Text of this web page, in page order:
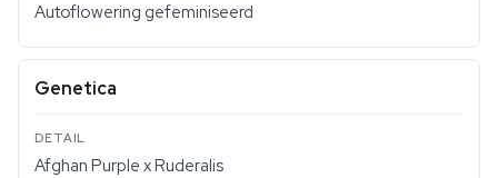
Autoflowering gefeminiseerd
Genetica
Afghan Purple x Ruderalis